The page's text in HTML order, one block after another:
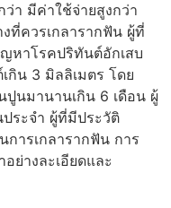
า มีค่าใช้จ่ายสูงกว่า
ที่ควรเกลารากฟัน ผู้ที่
หาโรคปริทันต์อักเสบ
กิน 3 มิลลิเมตร โดย
ปูนมานานเกิน 6 เดือน ผู้
ระจำ ผู้ที่มีประวัติ
ารเกลารากฟัน การ
ย่างละเอียดและ